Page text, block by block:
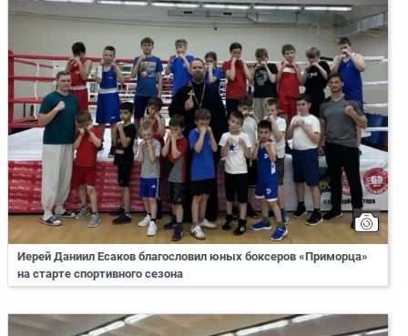
Иерей Даниил Есаков благословил юных боксеров «Приморца»
на старте спортивного сезона